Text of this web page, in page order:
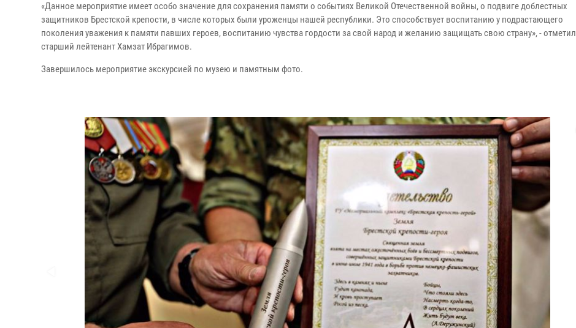
«Данное мероприятие имеет особо значение для сохранения памяти о событиях Великой Отечественной войны, о подвиге доблестных
защитников Брестской крепости, в числе которых были уроженцы нашей республики. Это способствует воспитанию у подрастающего
поколения уважения к памяти павших героев, воспитанию чувства гордости за свой народ и желанию защищать свою страну», - отметил
старший лейтенант Хамзат Ибрагимов.
Завершилось мероприятие экскурсией по музею и памятным фото.